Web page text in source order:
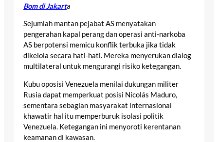
Bom di Jakarta
Sejumlah mantan pejabat AS menyatakan
pengerahan kapal perang dan operasi anti-narkoba
AS berpotensi memicu konflik terbuka jika tidak
dikelola secara hati-hati. Mereka menyerukan dialog
multilateral untuk mengurangi risiko ketegangan.
Kubu oposisi Venezuela menilai dukungan militer
Rusia dapat memperkuat posisi Nicolás Maduro,
sementara sebagian masyarakat internasional
khawatir hal itu memperburuk isolasi politik
Venezuela. Ketegangan ini menyoroti kerentanan
keamanan di kawasan.